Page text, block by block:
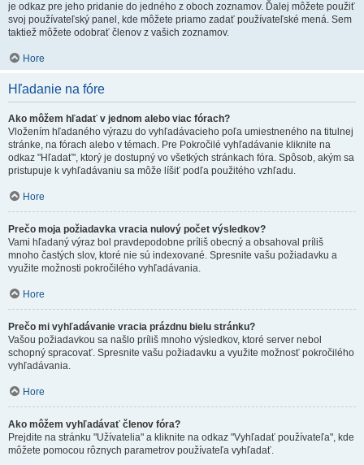
je odkaz pre jeho pridanie do jedného z oboch zoznamov. Ďalej môžete použiť
svoj používateľský panel, kde môžete priamo zadať používateľské mená. Sem
taktiež môžete odobrať členov z vašich zoznamov.
Hore
Hľadanie na fóre
Ako môžem hľadať v jednom alebo viac fórach?
Vložením hľadaného výrazu do vyhľadávacieho poľa umiestneného na titulnej
stránke, na fórach alebo v témach. Pre Pokročilé vyhľadávanie kliknite na
odkaz "Hľadať", ktorý je dostupný vo všetkých stránkach fóra. Spôsob, akým sa
pristupuje k vyhľadávaniu sa môže líšiť podľa použitého vzhľadu.
Hore
Prečo moja požiadavka vracia nulový počet výsledkov?
Vami hľadaný výraz bol pravdepodobne príliš obecný a obsahoval príliš
mnoho častých slov, ktoré nie sú indexované. Spresnite vašu požiadavku a
využite možnosti pokročilého vyhľadávania.
Hore
Prečo mi vyhľadávanie vracia prázdnu bielu stránku?
Vašou požiadavkou sa našlo príliš mnoho výsledkov, ktoré server nebol
schopný spracovať. Spresnite vašu požiadavku a využite možnosť pokročilého
vyhľadávania.
Hore
Ako môžem vyhľadávať členov fóra?
Prejdite na stránku "Užívatelia" a kliknite na odkaz "Vyhľadať používateľa", kde
môžete pomocou rôznych parametrov používateľa vyhľadať.